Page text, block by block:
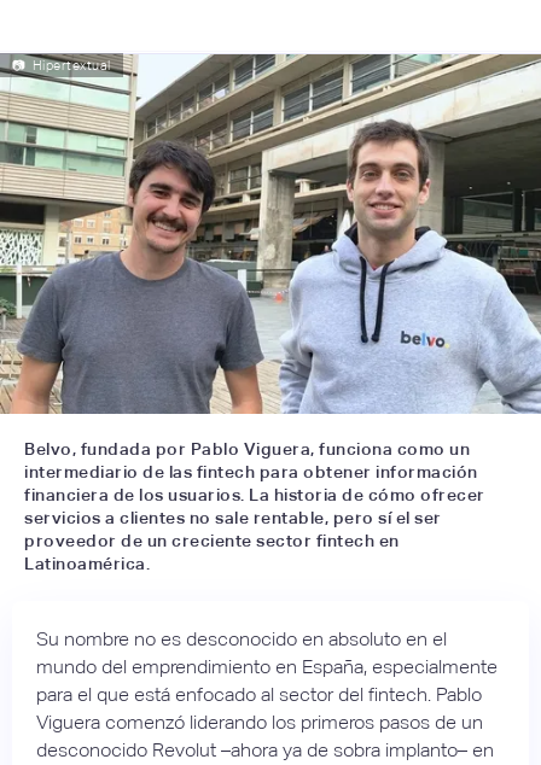
📷 Hipertextual
Belvo, fundada por Pablo Viguera, funciona como un
intermediario de las fintech para obtener información
financiera de los usuarios. La historia de cómo ofrecer
servicios a clientes no sale rentable, pero sí el ser
proveedor de un creciente sector fintech en
Latinoamérica.
Su nombre no es desconocido en absoluto en el
mundo del emprendimiento en España, especialmente
para el que está enfocado al sector del fintech. Pablo
Viguera comenzó liderando los primeros pasos de un
desconocido Revolut –ahora ya de sobra implanto– en